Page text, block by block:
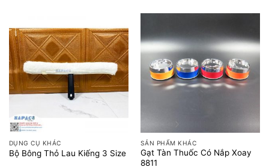
DỤNG CỤ KHÁC
Bộ Bông Thỏ Lau Kiếng 3 Size
SẢN PHẨM KHÁC
Gạt Tàn Thuốc Có Nắp Xoay
8811